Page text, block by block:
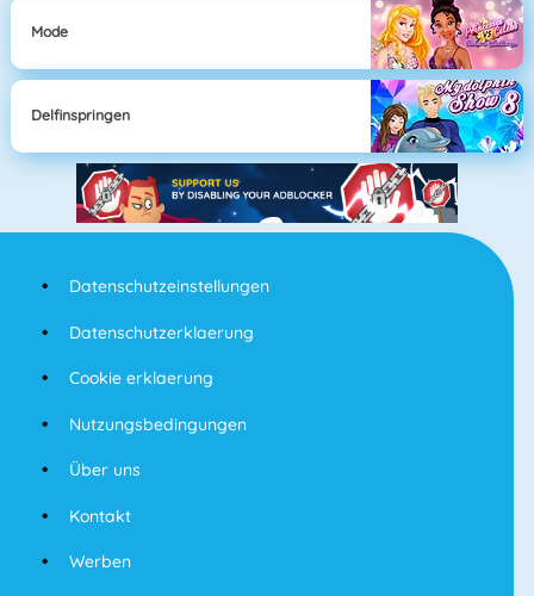
Mode
Delfinspringen
Datenschutzeinstellungen
Datenschutzerklaerung
Cookie erklaerung
Nutzungsbedingungen
Über uns
Kontakt
Werben